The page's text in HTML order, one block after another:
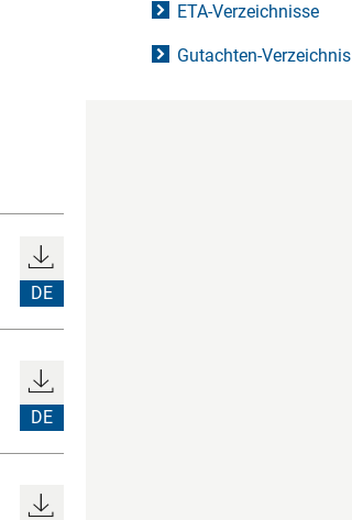
DE
DE
ETA-Verzeichnisse
Gutachten-Verzeichnis